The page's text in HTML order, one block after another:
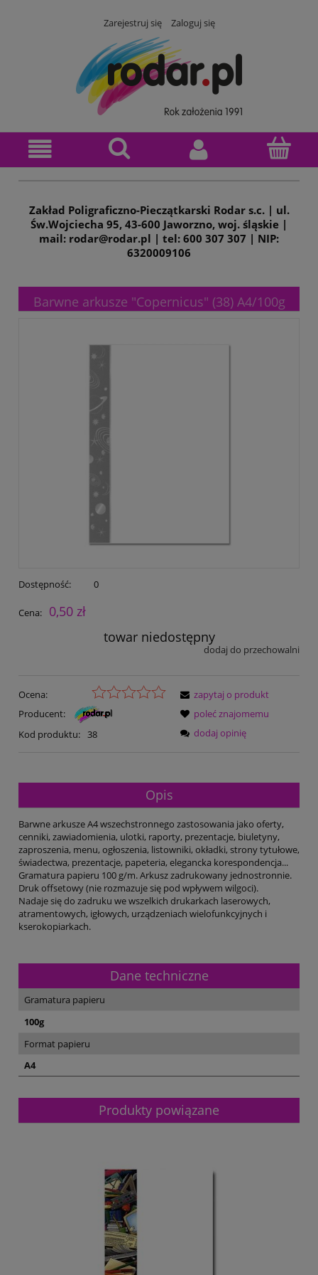
Zarejestruj się Zaloguj się
Zakład Poligraficzno-Pieczątkarski Rodar s.c. | ul.
Św.Wojciecha 95, 43-600 Jaworzno, woj. śląskie |
mail: rodar@rodar.pl | tel: 600 307 307 | NIP:
6320009106
Barwne arkusze "Copernicus" (38) A4/100g
Dostępność: 0
Cena:
0,50 zł
towar niedostępny
dodaj do przechowalni
Ocena:
Producent:
Kod produktu: 38
zapytaj o produkt
poleć znajomemu
dodaj opinię
Opis
Barwne arkusze A4 wszechstronnego zastosowania jako oferty,
cenniki, zawiadomienia, ulotki, raporty, prezentacje, biuletyny,
zaproszenia, menu, ogłoszenia, listowniki, okładki, strony tytułowe,
świadectwa, prezentacje, papeteria, elegancka korespondencja...
Gramatura papieru 100 g/m. Arkusz zadrukowany jednostronnie.
Druk offsetowy (nie rozmazuje się pod wpływem wilgoci).
Nadaje się do zadruku we wszelkich drukarkach laserowych,
atramentowych, igłowych, urządzeniach wielofunkcyjnych i
kserokopiarkach.
Dane techniczne
Gramatura papieru
100g
Format papieru
A4
Produkty powiązane